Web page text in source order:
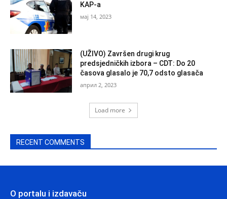
KAP-a
мај 14, 2023
(UŽIVO) Završen drugi krug
predsjedničkih izbora – CDT: Do 20
časova glasalo je 70,7 odsto glasača
април 2, 2023
Load more
RECENT COMMENTS
O portalu i izdavaču